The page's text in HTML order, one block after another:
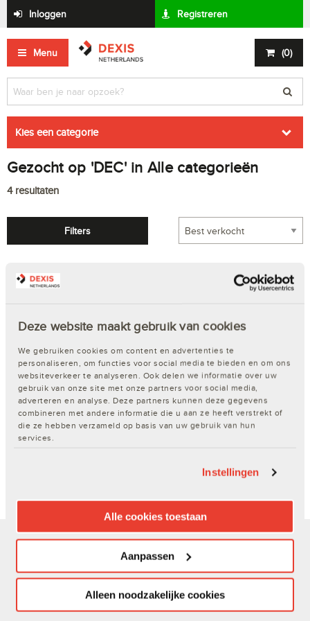
Deze website maakt gebruik van cookies
We gebruiken cookies om content en advertenties te
personaliseren, om functies voor social media te bieden en om ons
websiteverkeer te analyseren. Ook delen we informatie over uw
gebruik van onze site met onze partners voor social media,
adverteren en analyse. Deze partners kunnen deze gegevens
combineren met andere informatie die u aan ze heeft verstrekt of
die ze hebben verzameld op basis van uw gebruik van hun
services.
Instellingen
Alle cookies toestaan
Aanpassen
Alleen noodzakelijke cookies
Inloggen Registreren
Menu (0)
Kies een categorie
Gezocht op 'DEC' in Alle categorieën
4resultaten
Filters
€ 8,02 - € 16,72
Over DEXIS
Actualiteiten